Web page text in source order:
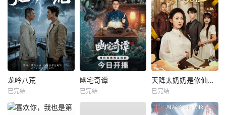
龙吟八荒
已完结
幽宅奇谭
已完结
天降太奶奶是修仙老祖
已完结